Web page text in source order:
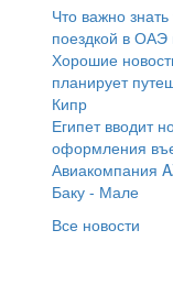
Что важно
поездкой в ОАЭ
Хорошие
планирует
Кипр
Египет вводит
оформления
Авиакомпания
Баку - Мале
Все новости